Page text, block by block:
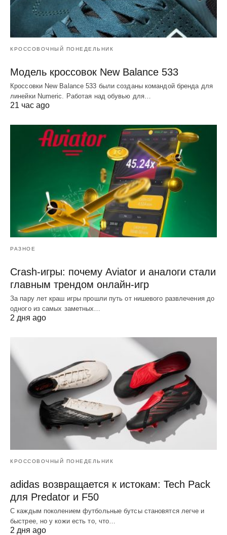
КРОССОВОЧНЫЙ ПОНЕДЕЛЬНИК
Модель кроссовок New Balance 533
Кроссовки New Balance 533 были созданы командой бренда для
линейки Numeric. Работая над обувью для…
21 час ago
РАЗНОЕ
Crash-игры: почему Aviator и аналоги стали
главным трендом онлайн-игр
За пару лет краш игры прошли путь от нишевого развлечения до
одного из самых заметных…
2 дня ago
КРОССОВОЧНЫЙ ПОНЕДЕЛЬНИК
adidas возвращается к истокам: Tech Pack
для Predator и F50
С каждым поколением футбольные бутсы становятся легче и
быстрее, но у кожи есть то, что…
2 дня ago